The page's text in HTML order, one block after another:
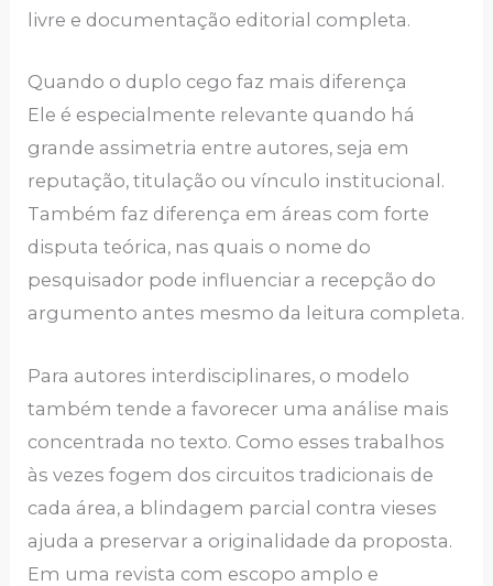
livre e documentação editorial completa.
Quando o duplo cego faz mais diferença
Ele é especialmente relevante quando há
grande assimetria entre autores, seja em
reputação, titulação ou vínculo institucional.
Também faz diferença em áreas com forte
disputa teórica, nas quais o nome do
pesquisador pode influenciar a recepção do
argumento antes mesmo da leitura completa.
Para autores interdisciplinares, o modelo
também tende a favorecer uma análise mais
concentrada no texto. Como esses trabalhos
às vezes fogem dos circuitos tradicionais de
cada área, a blindagem parcial contra vieses
ajuda a preservar a originalidade da proposta.
Em uma revista com escopo amplo e